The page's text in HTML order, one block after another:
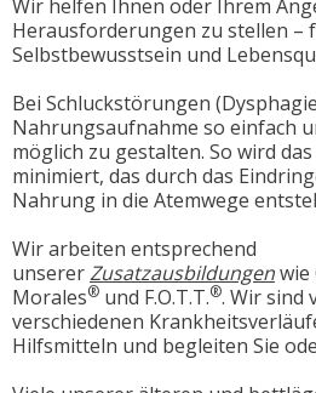
Wir helfen Ihnen oder Ihrem
Herausforderungen zu stellen –
Selbstbewusstsein und
Bei Schluckstörungen
Nahrungsaufnahme so einfach
möglich zu gestalten. So wird
minimiert, das durch das
Nahrung in die Atemwege
Wir arbeiten entsprechend
unsererZusatzausbildungenwie
Morales® und F.O.T.T.®. Wir sind
verschiedenen
Hilfsmitteln und begleiten Sie